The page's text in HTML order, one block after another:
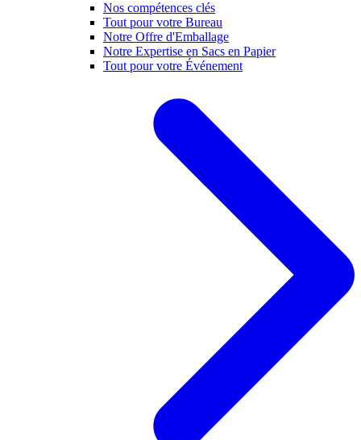
Nos compétences clés
Tout pour votre Bureau
Notre Offre d'Emballage
Notre Expertise en Sacs en Papier
Tout pour votre Événement